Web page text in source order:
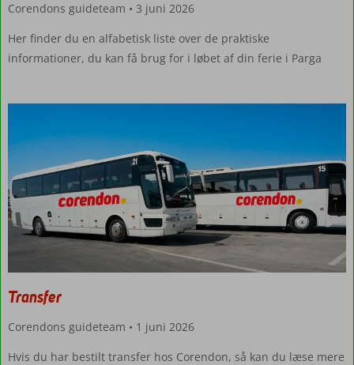
Corendons guideteam
3 juni 2026
Her finder du en alfabetisk liste over de praktiske
informationer, du kan få brug for i løbet af din ferie i Parga
Transfer
Corendons guideteam
1 juni 2026
Hvis du har bestilt transfer hos Corendon, så kan du læse mere